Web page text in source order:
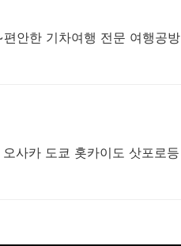
안한 기차여행 전문 여행공방
사카 도쿄 홋카이도 삿포로등